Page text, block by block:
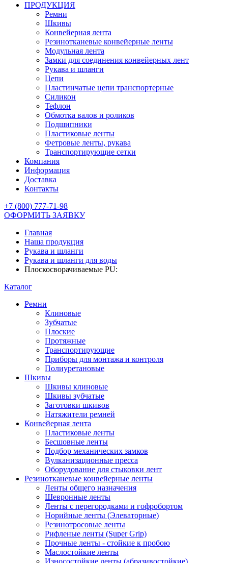
ПРОДУКЦИЯ
Ремни
Шкивы
Конвейерная лента
Резинотканевые конвейерные ленты
Модульная лента
Замки для соединения конвейерных лент
Рукава и шланги
Цепи
Пластинчатые цепи транспортерные
Силикон
Тефлон
Обмотка валов и роликов
Подшипники
Пластиковые ленты
Фетровые ленты, рукава
Транспортирующие сетки
Компания
Информация
Доставка
Контакты
+7 (800) 777-71-98
ОФОРМИТЬ ЗАЯВКУ
Главная
Наша продукция
Рукава и шланги
Рукава и шланги для воды
Плоскосворачиваемые PU:
Каталог
Ремни
Клиновые
Зубчатые
Плоские
Протяжные
Транспортирующие
Приборы для монтажа и контроля
Полиуретановые
Шкивы
Шкивы клиновые
Шкивы зубчатые
Заготовки шкивов
Натяжители ремней
Конвейерная лента
Пластиковые ленты
Бесшовные ленты
Подбор механических замков
Вулканизационные пресса
Оборудование для стыковки лент
Резинотканевые конвейерные ленты
Ленты общего назначения
Шевронные ленты
Ленты с перегородками и гофробортом
Норийные ленты (Элеваторные)
Резинотросовые ленты
Рифленые ленты (Super Grip)
Прочные ленты - стойкие к пробою
Маслостойкие ленты
Износостойкие ленты (абразивостойкие)